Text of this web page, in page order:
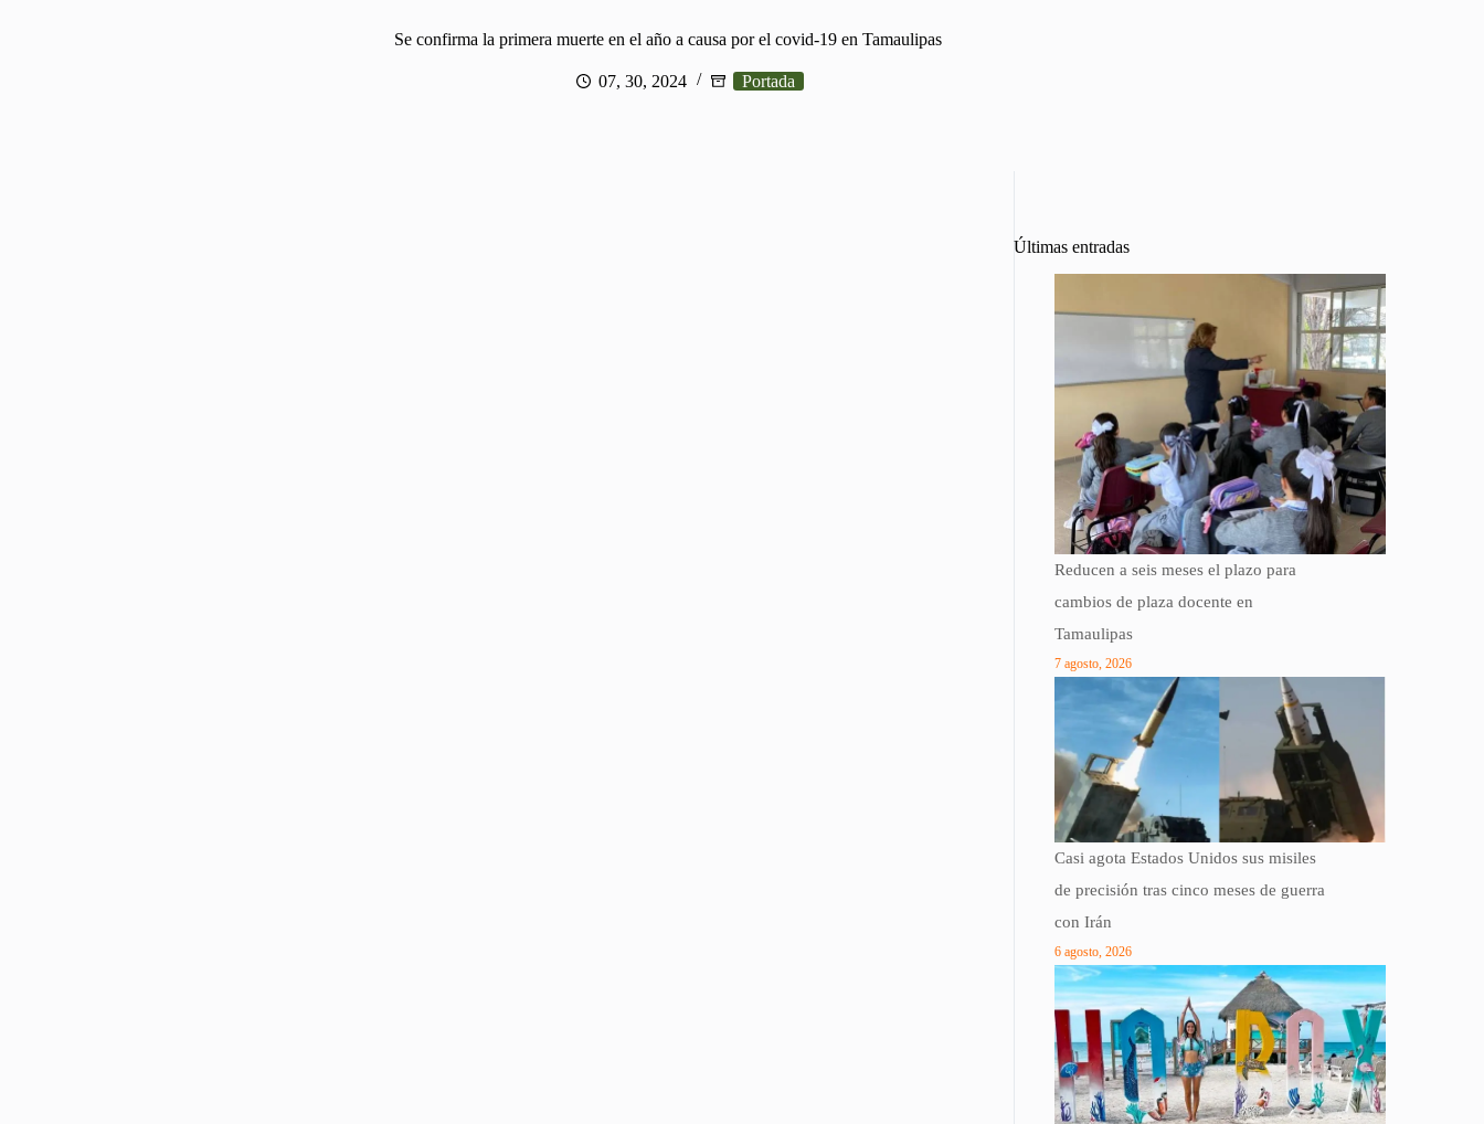
Se confirma la primera muerte en el año a causa por el covid-19 en Tamaulipas
07, 30, 2024 Portada
Últimas entradas
Reducen a seis meses el plazo para
cambios de plaza docente en
Tamaulipas
7 agosto, 2026
Casi agota Estados Unidos sus misiles
de precisión tras cinco meses de guerra
con Irán
6 agosto, 2026